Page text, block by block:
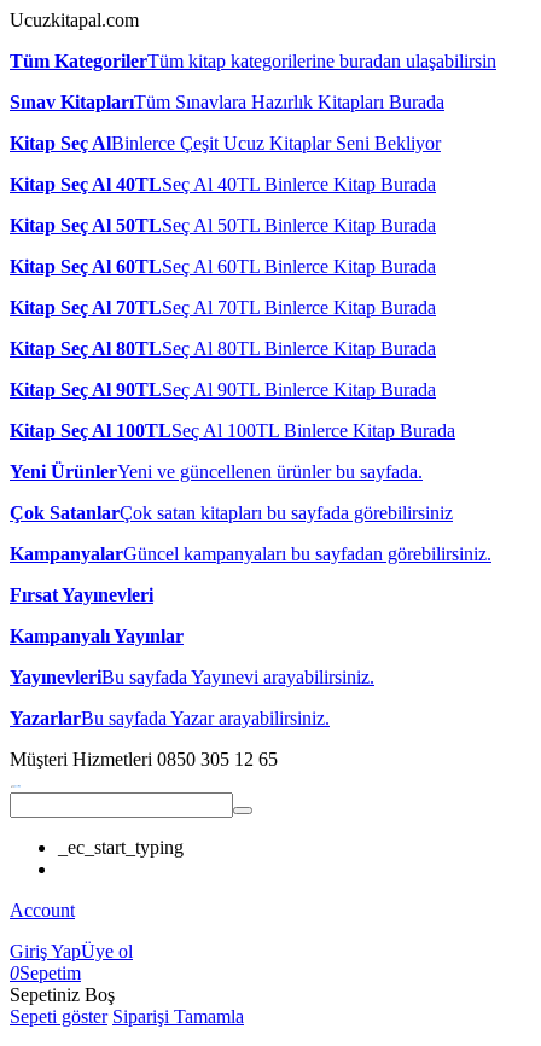
Ucuzkitapal.com
Tüm KategorilerTüm kitap kategorilerine buradan ulaşabilirsin
Sınav KitaplarıTüm Sınavlara Hazırlık Kitapları Burada
Kitap Seç AlBinlerce Çeşit Ucuz Kitaplar Seni Bekliyor
Kitap Seç Al 40TLSeç Al 40TL Binlerce Kitap Burada
Kitap Seç Al 50TLSeç Al 50TL Binlerce Kitap Burada
Kitap Seç Al 60TLSeç Al 60TL Binlerce Kitap Burada
Kitap Seç Al 70TLSeç Al 70TL Binlerce Kitap Burada
Kitap Seç Al 80TLSeç Al 80TL Binlerce Kitap Burada
Kitap Seç Al 90TLSeç Al 90TL Binlerce Kitap Burada
Kitap Seç Al 100TLSeç Al 100TL Binlerce Kitap Burada
Yeni ÜrünlerYeni ve güncellenen ürünler bu sayfada.
Çok SatanlarÇok satan kitapları bu sayfada görebilirsiniz
KampanyalarGüncel kampanyaları bu sayfadan görebilirsiniz.
Fırsat Yayınevleri
Kampanyalı Yayınlar
YayınevleriBu sayfada Yayınevi arayabilirsiniz.
YazarlarBu sayfada Yazar arayabilirsiniz.
Müşteri Hizmetleri 0850 305 12 65
_ec_start_typing
Account
Giriş YapÜye ol
0Sepetim
Sepetiniz Boş
Sepeti göster Siparişi Tamamla